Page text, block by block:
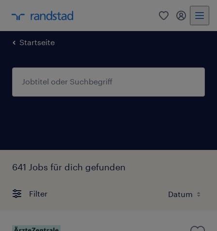
0 Mein
Startseite
641 Jobs für dich gefunden
Filter